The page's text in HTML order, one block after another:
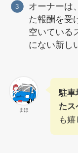
オーナーは
た報酬を受
空いている
にない新し
まほ
駐車
たス
も嬉